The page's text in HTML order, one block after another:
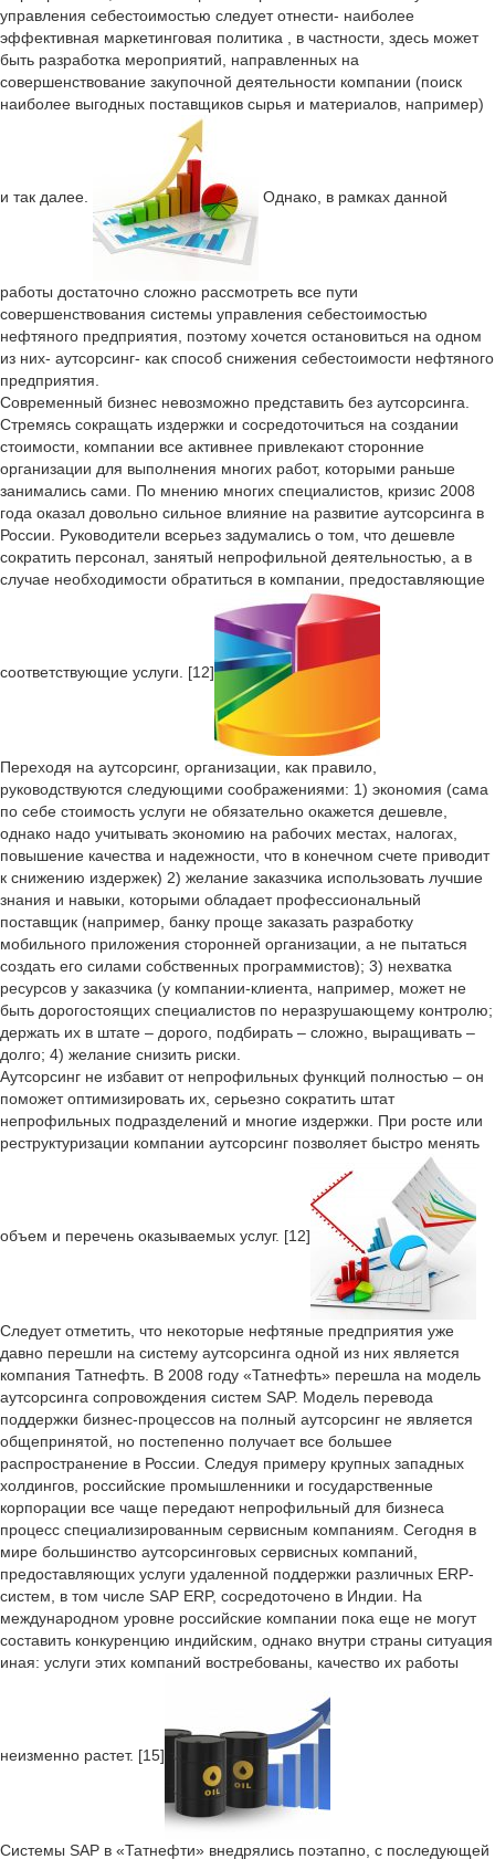
управления себестоимостью следует отнести- наиболее
эффективная маркетинговая политика , в частности, здесь может
быть разработка мероприятий, направленных на
совершенствование закупочной деятельности компании (поиск
наиболее выгодных поставщиков сырья и материалов, например)
и так далее. Однако, в рамках данной
работы достаточно сложно рассмотреть все пути
совершенствования системы управления себестоимостью
нефтяного предприятия, поэтому хочется остановиться на одном
из них- аутсорсинг- как способ снижения себестоимости нефтяного
предприятия.
Современный бизнес невозможно представить без аутсорсинга.
Стремясь сокращать издержки и сосредоточиться на создании
стоимости, компании все активнее привлекают сторонние
организации для выполнения многих работ, которыми раньше
занимались сами. По мнению многих специалистов, кризис 2008
года оказал довольно сильное влияние на развитие аутсорсинга в
России. Руководители всерьез задумались о том, что дешевле
сократить персонал, занятый непрофильной деятельностью, а в
случае необходимости обратиться в компании, предоставляющие
соответствующие услуги. [12]
Переходя на аутсорсинг, организации, как правило,
руководствуются следующими соображениями: 1) экономия (сама
по себе стоимость услуги не обязательно окажется дешевле,
однако надо учитывать экономию на рабочих местах, налогах,
повышение качества и надежности, что в конечном счете приводит
к снижению издержек) 2) желание заказчика использовать лучшие
знания и навыки, которыми обладает профессиональный
поставщик (например, банку проще заказать разработку
мобильного приложения сторонней организации, а не пытаться
создать его силами собственных программистов); 3) нехватка
ресурсов у заказчика (у компании-клиента, например, может не
быть дорогостоящих специалистов по неразрушающему контролю;
держать их в штате – дорого, подбирать – сложно, выращивать –
долго; 4) желание снизить риски.
Аутсорсинг не избавит от непрофильных функций полностью – он
поможет оптимизировать их, серьезно сократить штат
непрофильных подразделений и многие издержки. При росте или
реструктуризации компании аутсорсинг позволяет быстро менять
объем и перечень оказываемых услуг. [12]
Следует отметить, что некоторые нефтяные предприятия уже
давно перешли на систему аутсорсинга одной из них является
компания Татнефть. В 2008 году «Татнефть» перешла на модель
аутсорсинга сопровождения систем SAP. Модель перевода
поддержки бизнес-процессов на полный аутсорсинг не является
общепринятой, но постепенно получает все большее
распространение в России. Следуя примеру крупных западных
холдингов, российские промышленники и государственные
корпорации все чаще передают непрофильный для бизнеса
процесс специализированным сервисным компаниям. Сегодня в
мире большинство аутсорсинговых сервисных компаний,
предоставляющих услуги удаленной поддержки различных ERP-
систем, в том числе SAP ERP, сосредоточено в Индии. На
международном уровне российские компании пока еще не могут
составить конкуренцию индийским, однако внутри страны ситуация
иная: услуги этих компаний востребованы, качество их работы
неизменно растет. [15]
Системы SAP в «Татнефти» внедрялись поэтапно, с последующей